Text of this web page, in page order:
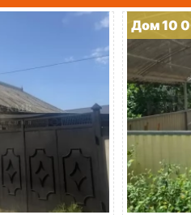
Дом 10